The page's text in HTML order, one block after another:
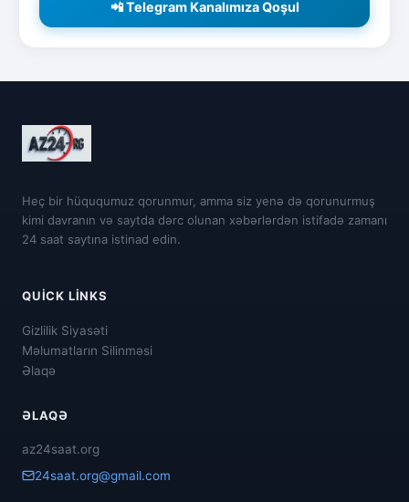
📲 Telegram Kanalımıza Qoşul
Heç bir hüququmuz qorunmur, amma siz yenə də qorunurmuş
kimi davranın və saytda dərc olunan xəbərlərdən istifadə zamanı
24 saat saytına istinad edin.
QUICK LINKS
Gizlilik Siyasəti
Məlumatların Silinməsi
Əlaqə
ƏLAQƏ
az24saat.org
24saat.org@gmail.com